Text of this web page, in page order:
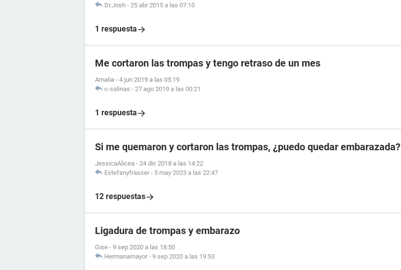
Dr.Josh - 25 abr 2015 a las 07:10
1 respuesta
Me cortaron las trompas y tengo retraso de un mes
Amalia - 4 jun 2019 a las 05:19
c-salinas - 27 ago 2019 a las 00:21
1 respuesta
Si me quemaron y cortaron las trompas, ¿puedo quedar embarazada?
JessicaAlicea - 24 dic 2018 a las 14:22
Estefanyfrasser - 5 may 2023 a las 22:47
12 respuestas
Ligadura de trompas y embarazo
Gise - 9 sep 2020 a las 18:50
Hermanamayor - 9 sep 2020 a las 19:53